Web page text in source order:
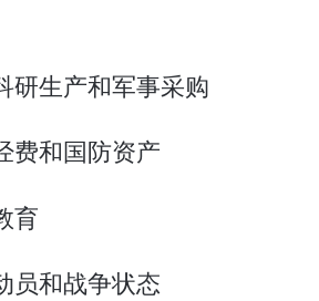
生产和军事采购
和国防资产
育
和战争状态